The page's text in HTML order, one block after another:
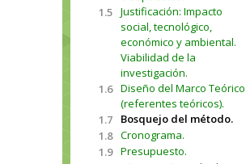
1.5 Justificación: Impacto
social, tecnológico,
económico y ambiental.
Viabilidad de la
investigación.
1.6 Diseño del Marco Teórico
(referentes teóricos).
1.7
Bosquejo del método.
1.8 Cronograma.
1.9 Presupuesto.